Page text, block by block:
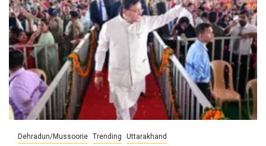
Dehradun/Mussoorie Trending Uttarakhand